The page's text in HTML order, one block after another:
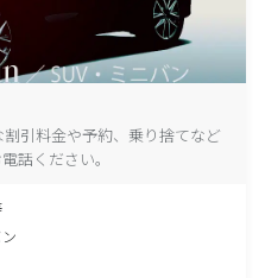
引料金や予約、乗り捨てなど
話ください。